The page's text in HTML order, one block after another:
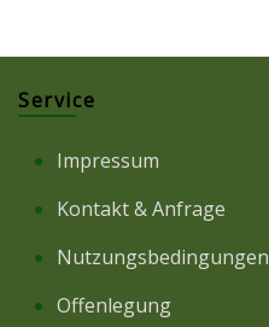
Service
Impressum
Kontakt & Anfrage
Nutzungsbedingungen
Offenlegung